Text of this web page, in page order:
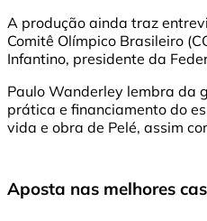
A produção ainda traz
Comitê Olímpico Brasileiro
Infantino, presidente da
Paulo Wanderley lembra da
prática e financiamento do
vida e obra de Pelé, assim
Aposta nas melhores